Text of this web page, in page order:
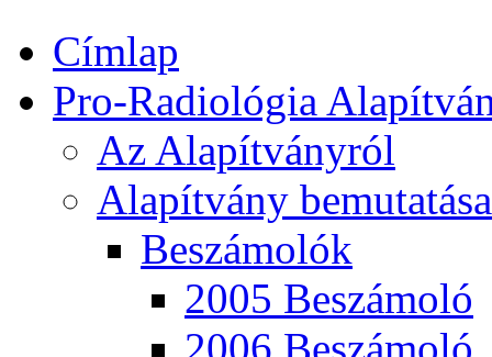
Címlap
Pro-Radiológia
Az Alapítványról
Alapítvány bemutatása
Beszámolók
2005 Beszámoló